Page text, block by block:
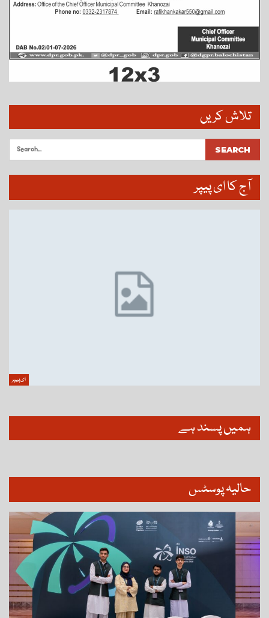
تلاش کریں
آج کا ای پیپر
ای پیپر
ہمیں پسند ہے
حالیہ پوسٹس